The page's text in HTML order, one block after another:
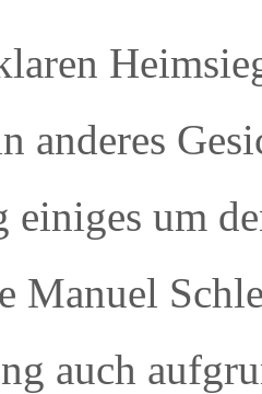
anderes
einiges um
Manuel
auch